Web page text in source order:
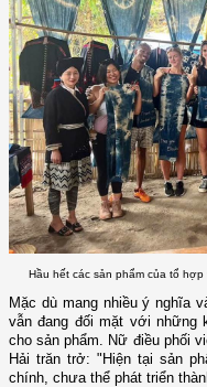
Hầu hết các sản phẩm của tổ
Mặc dù mang nhiều ý nghĩa
vẫn đang đối mặt với những
cho sản phẩm. Nữ điều phối
Hải trăn trở: "Hiện tại sản
chính, chưa thể phát triển